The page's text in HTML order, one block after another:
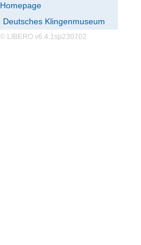
Homepage
Deutsches Klingenmuseum
© LIBERO v6.4.1sp230702